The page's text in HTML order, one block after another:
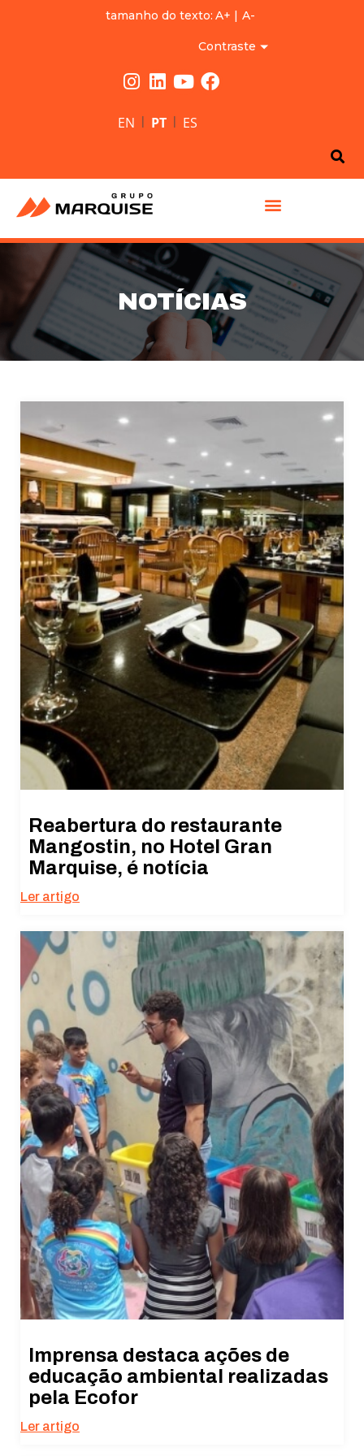
tamanho do texto: A+ | A-
Contraste
EN | PT | ES
NOTÍCIAS
Reabertura do restaurante
Mangostin, no Hotel Gran
Marquise, é notícia
Ler artigo
Imprensa destaca ações de
educação ambiental realizadas
pela Ecofor
Ler artigo